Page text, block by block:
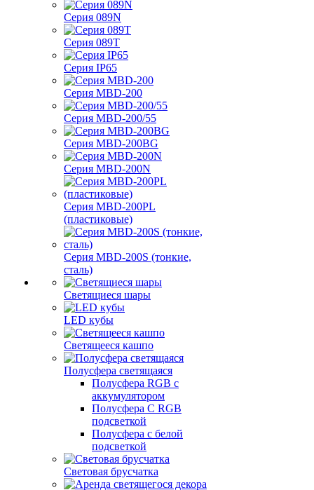
Серия 089N
Серия 089T
Серия IP65
Серия MBD-200
Серия MBD-200/55
Серия MBD-200BG
Серия MBD-200N
Серия MBD-200PL
(пластиковые)
Серия MBD-200S (тонкие,
сталь)
Светящиеся шары
LED кубы
Светящееся кашпо
Полусфера светящаяся
Полусфера RGB с
аккумулятором
Полусфера С RGB
подсветкой
Полусфера с белой
подсветкой
Световая брусчатка